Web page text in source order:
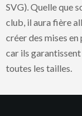
SVG). Quelle que
club, il aura fière
créer des mises
car ils
toutes les tailles.